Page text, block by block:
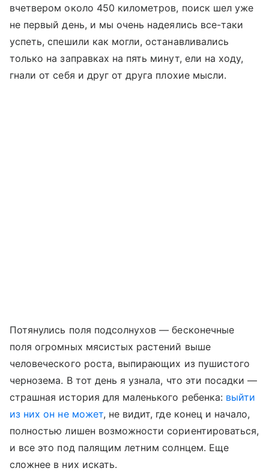
вчетвером около 450 километров, поиск шел уже
не первый день, и мы очень надеялись все-таки
успеть, спешили как могли, останавливались
только на заправках на пять минут, ели на ходу,
гнали от себя и друг от друга плохие мысли.
Потянулись поля подсолнухов — бесконечные
поля огромных мясистых растений выше
человеческого роста, выпирающих из пушистого
чернозема. В тот день я узнала, что эти посадки —
страшная история для маленького ребенка: выйти
из них он не может, не видит, где конец и начало,
полностью лишен возможности сориентироваться,
и все это под палящим летним солнцем. Еще
сложнее в них искать.